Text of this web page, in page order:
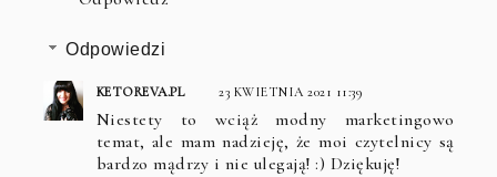
Odpowiedzi
KETOREVA.PL 23 KWIETNIA 2021 11:39
Niestety to wciąż modny marketingowo
temat, ale mam nadzieję, że moi czytelnicy są
bardzo mądrzy i nie ulegają! :) Dziękuję!